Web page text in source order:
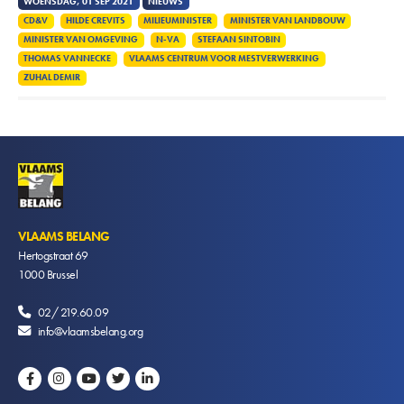
CD&V
HILDE CREVITS MILIEUMINISTER
MINISTER VAN LANDBOUW
MINISTER VAN OMGEVING
N-VA
STEFAAN SINTOBIN
THOMAS VANNECKE
VLAAMS CENTRUM VOOR MESTVERWERKING
ZUHAL DEMIR
VLAAMS BELANG
Hertogstraat 69
1000 Brussel
02/ 219.60.09
info@vlaamsbelang.org